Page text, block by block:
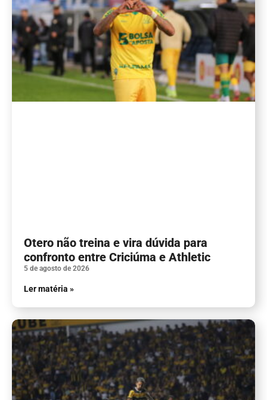
Otero não treina e vira dúvida para
confronto entre Criciúma e Athletic
5 de agosto de 2026
Ler matéria »